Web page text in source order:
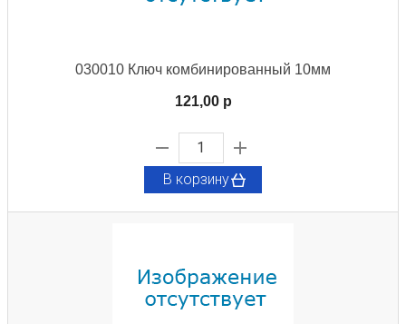
030010 Ключ комбинированный 10мм
121,00 p
В корзину